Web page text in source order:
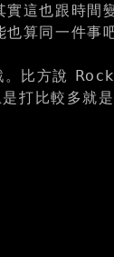
這也跟時間
也算同一件事
。比方說
打比較多就是